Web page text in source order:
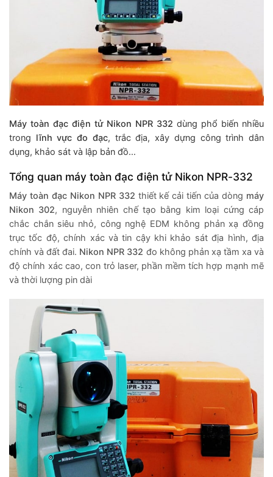
Máy toàn đạc điện tử Nikon NPR 332 dùng phổ biến nhiều
trong lĩnh vực đo đạc, trắc địa, xây dựng công trình dân
dụng, khảo sát và lập bản đồ…
Tổng quan máy toàn đạc điện tử Nikon NPR-332
Máy toàn đạc Nikon NPR 332 thiết kế cải tiến của dòng máy
Nikon 302, nguyễn nhiên chế tạo bằng kim loại cứng cáp
chắc chắn siêu nhỏ, công nghệ EDM không phản xạ đồng
trục tốc độ, chính xác và tin cậy khi khảo sát địa hình, địa
chính và đất đai. Nikon NPR 332 đo không phản xạ tầm xa và
độ chính xác cao, con trỏ laser, phần mềm tích hợp mạnh mẽ
và thời lượng pin dài